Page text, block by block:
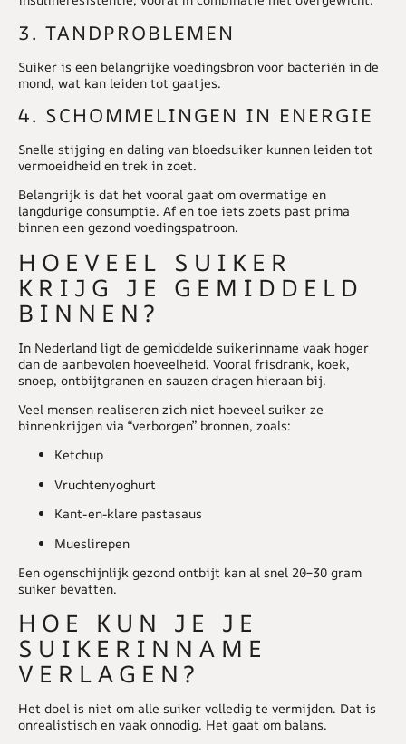
3. TANDPROBLEMEN
Suiker is een belangrijke voedingsbron voor bacteriën in de
mond, wat kan leiden tot gaatjes.
4. SCHOMMELINGEN IN ENERGIE
Snelle stijging en daling van bloedsuiker kunnen leiden tot
vermoeidheid en trek in zoet.
Belangrijk is dat het vooral gaat om overmatige en
langdurige consumptie. Af en toe iets zoets past prima
binnen een gezond voedingspatroon.
HOEVEEL SUIKER
KRIJG JE GEMIDDELD
BINNEN?
In Nederland ligt de gemiddelde suikerinname vaak hoger
dan de aanbevolen hoeveelheid. Vooral frisdrank, koek,
snoep, ontbijtgranen en sauzen dragen hieraan bij.
Veel mensen realiseren zich niet hoeveel suiker ze
binnenkrijgen via “verborgen” bronnen, zoals:
Ketchup
Vruchtenyoghurt
Kant-en-klare pastasaus
Mueslirepen
Een ogenschijnlijk gezond ontbijt kan al snel 20–30 gram
suiker bevatten.
HOE KUN JE JE
SUIKERINNAME
VERLAGEN?
Het doel is niet om alle suiker volledig te vermijden. Dat is
onrealistisch en vaak onnodig. Het gaat om balans.